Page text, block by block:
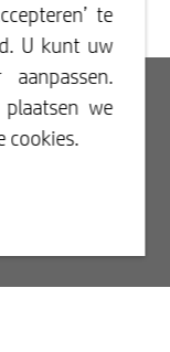
te
U kunt uw
we
cookies.